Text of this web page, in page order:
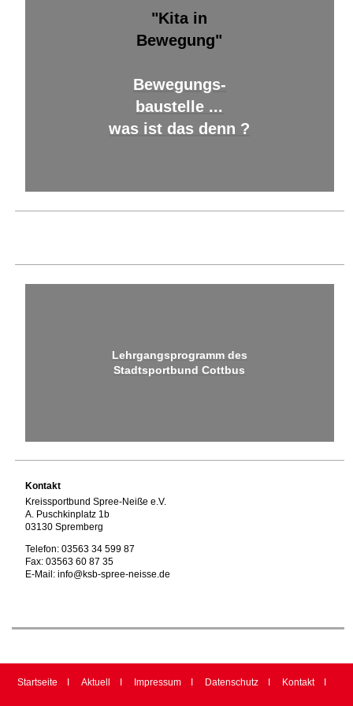
"Kita in
Bewegung"
Bewegungs-
baustelle ...
was ist das denn ?
Lehrgangsprogramm des
Stadtsportbund Cottbus
Kontakt
Kreissportbund Spree-Neiße e.V.
A. Puschkinplatz 1b
03130 Spremberg
Telefon: 03563 34 599 87
Fax: 03563 60 87 35
E-Mail: info@ksb-spree-neisse.de
Startseite Aktuell Impressum Datenschutz Kontakt